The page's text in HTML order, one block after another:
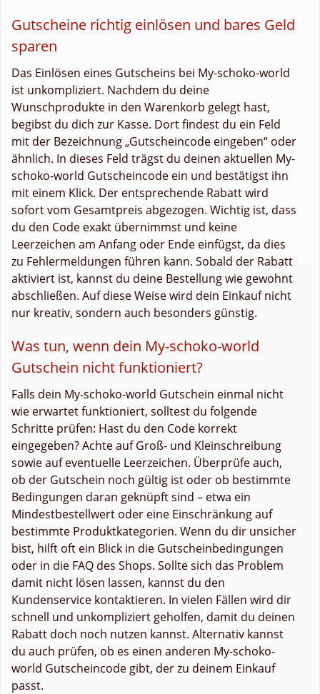
Gutscheine richtig einlösen und bares Geld
sparen
Das Einlösen eines Gutscheins bei My-schoko-world
ist unkompliziert. Nachdem du deine
Wunschprodukte in den Warenkorb gelegt hast,
begibst du dich zur Kasse. Dort findest du ein Feld
mit der Bezeichnung „Gutscheincode eingeben“ oder
ähnlich. In dieses Feld trägst du deinen aktuellen My-
schoko-world Gutscheincode ein und bestätigst ihn
mit einem Klick. Der entsprechende Rabatt wird
sofort vom Gesamtpreis abgezogen. Wichtig ist, dass
du den Code exakt übernimmst und keine
Leerzeichen am Anfang oder Ende einfügst, da dies
zu Fehlermeldungen führen kann. Sobald der Rabatt
aktiviert ist, kannst du deine Bestellung wie gewohnt
abschließen. Auf diese Weise wird dein Einkauf nicht
nur kreativ, sondern auch besonders günstig.
Was tun, wenn dein My-schoko-world
Gutschein nicht funktioniert?
Falls dein My-schoko-world Gutschein einmal nicht
wie erwartet funktioniert, solltest du folgende
Schritte prüfen: Hast du den Code korrekt
eingegeben? Achte auf Groß- und Kleinschreibung
sowie auf eventuelle Leerzeichen. Überprüfe auch,
ob der Gutschein noch gültig ist oder ob bestimmte
Bedingungen daran geknüpft sind – etwa ein
Mindestbestellwert oder eine Einschränkung auf
bestimmte Produktkategorien. Wenn du dir unsicher
bist, hilft oft ein Blick in die Gutscheinbedingungen
oder in die FAQ des Shops. Sollte sich das Problem
damit nicht lösen lassen, kannst du den
Kundenservice kontaktieren. In vielen Fällen wird dir
schnell und unkompliziert geholfen, damit du deinen
Rabatt doch noch nutzen kannst. Alternativ kannst
du auch prüfen, ob es einen anderen My-schoko-
world Gutscheincode gibt, der zu deinem Einkauf
passt.